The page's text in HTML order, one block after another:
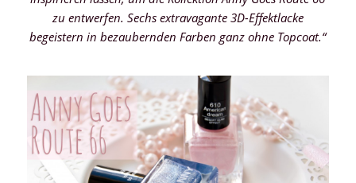
zu entwerfen. Sechs extravagante 3D-Effektlacke
begeistern in bezaubernden Farben ganz ohne Topcoat.“